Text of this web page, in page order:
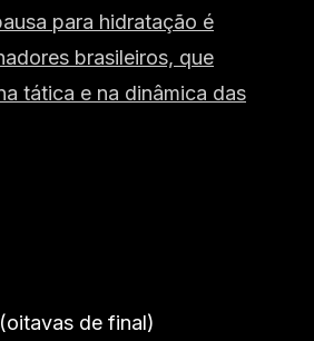
para hidratação é
brasileiros, que
tática e na dinâmica das
de final)